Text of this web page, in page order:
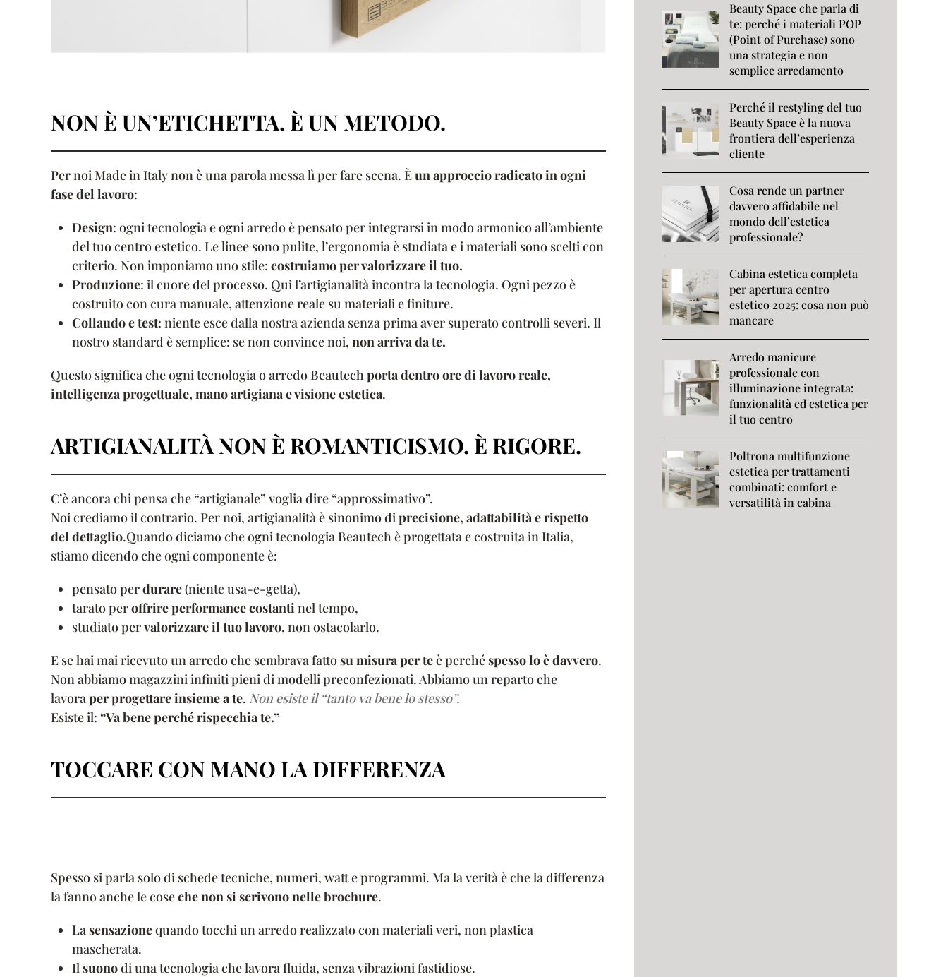
NON È UN’ETICHETTA. È UN METODO.
Per noi Made in Italy non è una parola messa lì per fare scena. Èun approccio radicato in ogni
fase del lavoro:
Design: ogni tecnologia e ogni arredo è pensato per integrarsi in modo armonico all’ambiente
del tuo centro estetico. Le linee sono pulite, l’ergonomia è studiata e i materiali sono scelti con
criterio. Non imponiamo uno stile: costruiamo per valorizzare il tuo.
Produzione: il cuore del processo. Qui l’artigianalità incontra la tecnologia. Ogni pezzo è
costruito con cura manuale, attenzione reale su materiali e finiture.
Collaudo e test: niente esce dalla nostra azienda senza prima aver superato controlli severi. Il
nostro standard è semplice: se non convince noi, non arriva da te.
Questo significa che ogni tecnologia o arredo Beautechporta dentro ore di lavoro reale,
intelligenza progettuale, mano artigiana e visione estetica.
ARTIGIANALITÀ NON È ROMANTICISMO. È RIGORE.
C’è ancora chi pensa che “artigianale” voglia dire “approssimativo”.
Noi crediamo il contrario. Per noi, artigianalità è sinonimo diprecisione, adattabilità e rispetto
del dettaglio.Quando diciamo che ogni tecnologia Beautech è progettata e costruita in Italia,
stiamo dicendo che ogni componente è:
pensato perdurare(niente usa-e-getta),
tarato peroffrire performance costantinel tempo,
studiato pervalorizzare il tuo lavoro, non ostacolarlo.
E se hai mai ricevuto un arredo che sembrava fattosu misura per teè perchéspesso lo è davvero.
Non abbiamo magazzini infiniti pieni di modelli preconfezionati. Abbiamo un reparto che
lavoraper progettare insieme a te. Non esiste il “tanto va bene lo stesso”.
Esiste il: “Va bene perché rispecchia te.”
TOCCARE CON MANO LA DIFFERENZA
Spesso si parla solo di schede tecniche, numeri, watt e programmi. Ma la verità è che la differenza
la fanno anche le coseche non si scrivono nelle brochure.
Lasensazionequando tocchi un arredo realizzato con materiali veri, non plastica
mascherata.
Ilsuonodi una tecnologia che lavora fluida, senza vibrazioni fastidiose.
Beauty Space che parla di
te: perché i materiali POP
(Point of Purchase) sono
una strategia e non
semplice arredamento
Perché il restyling del tuo
Beauty Space è la nuova
frontiera dell’esperienza
cliente
Cosa rende un partner
davvero affidabile nel
mondo dell’estetica
professionale?
Cabina estetica completa
per apertura centro
estetico 2025: cosa non può
mancare
Arredo manicure
professionale con
illuminazione integrata:
funzionalità ed estetica per
il tuo centro
Poltrona multifunzione
estetica per trattamenti
combinati: comfort e
versatilità in cabina